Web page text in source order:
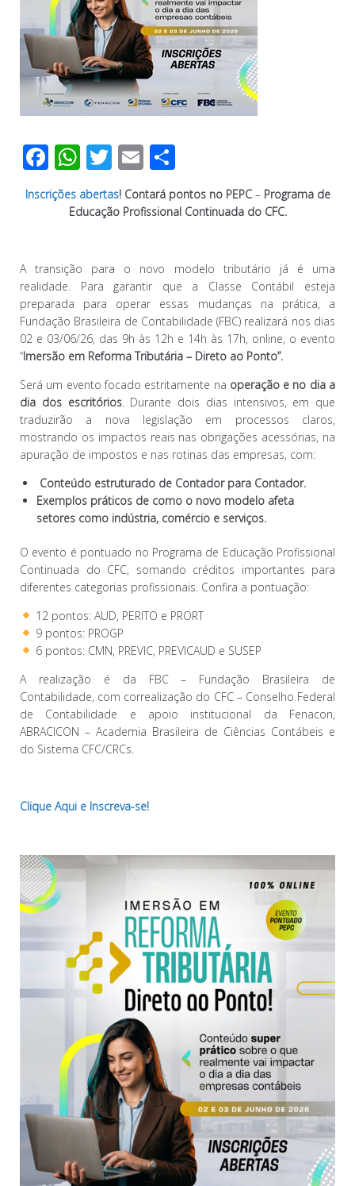
F
ac
e
o
o
k
W
h
at
A
p
p
T
wi
tt
E
m
ail
o
m
ar
til
h
ar
Inscrições abertas! Contará pontos no PEPC– Programa de
Educação Profissional Continuada do CFC.
A transição para o novo modelo tributário já é uma
realidade. Para garantir que a Classe Contábil esteja
preparada para operar essas mudanças na prática, a
Fundação Brasileira de Contabilidade (FBC) realizará nos dias
02 e 03/06/26, das 9h às 12h e 14h às 17h, online, o evento
“Imersão em Reforma Tributária – Direto ao Ponto”.
Será um evento focado estritamente na operação e no dia a
dia dos escritórios. Durante dois dias intensivos, em que
traduzirão a nova legislação em processos claros,
mostrando os impactos reais nas obrigações acessórias, na
apuração de impostos e nas rotinas das empresas, com:
Conteúdo estruturado de Contador para Contador.
Exemplos práticos de como o novo modelo afeta
setores como indústria, comércio e serviços.
O evento é pontuado no Programa de Educação Profissional
Continuada do CFC, somando créditos importantes para
diferentes categorias profissionais. Confira a pontuação:
12 pontos: AUD, PERITO e PRORT
9 pontos: PROGP
6 pontos: CMN, PREVIC, PREVICAUD e SUSEP
A realização é da FBC – Fundação Brasileira de
Contabilidade, com correalização do CFC – Conselho Federal
de Contabilidade e apoio institucional da Fenacon,
ABRACICON – Academia Brasileira de Ciências Contábeis e
do Sistema CFC/CRCs.
Clique Aqui e Inscreva-se!